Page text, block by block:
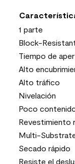
1 parte
Block-
Tiempo de
Alto
Alto tráfico
Nivelación
Poco
Revestimiento
Multi-
Secado rápido
Resiste el